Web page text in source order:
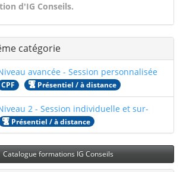
d'IG Conseils.
catégorie
avancée - Session personnalisée
CPF Présentiel / à distance
2 - Session individuelle et sur-
Présentiel / à distance
Catalogue formations IG Conseils